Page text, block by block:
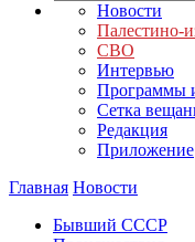
Новости
Палестино-
СВО
Интервью
Программы
Сетка
Редакция
Приложение
Главная Новости
Бывший СССР